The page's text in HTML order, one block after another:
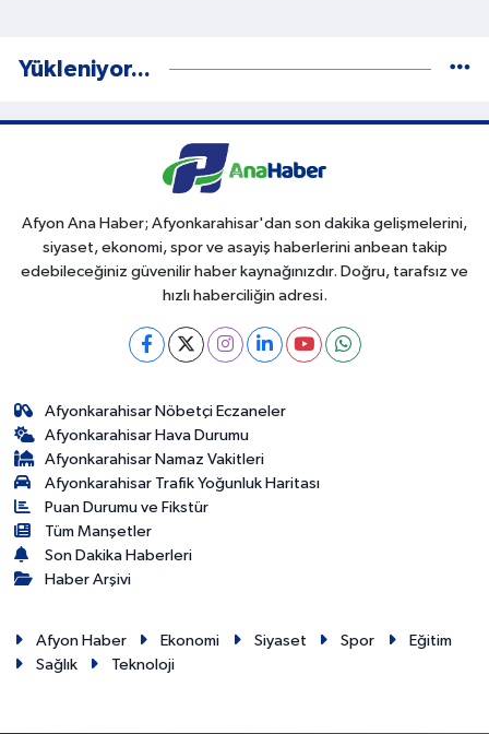
Yükleniyor...
Afyon Ana Haber; Afyonkarahisar'dan son dakika gelişmelerini,
siyaset, ekonomi, spor ve asayiş haberlerini anbean takip
edebileceğiniz güvenilir haber kaynağınızdır. Doğru, tarafsız ve
hızlı haberciliğin adresi.
Afyonkarahisar Nöbetçi Eczaneler
Afyonkarahisar Hava Durumu
Afyonkarahisar Namaz Vakitleri
Afyonkarahisar Trafik Yoğunluk Haritası
Puan Durumu ve Fikstür
Tüm Manşetler
Son Dakika Haberleri
Haber Arşivi
Afyon Haber Ekonomi Siyaset Spor
Eğitim
Sağlık
Teknoloji